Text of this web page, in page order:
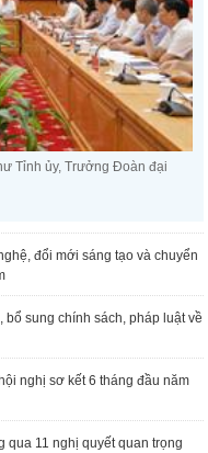
Tỉnh ủy, Trưởng Đoàn đại
đổi mới sáng tạo và chuyển
sung chính sách, pháp luật về
nghị sơ kết 6 tháng đầu năm
qua 11 nghị quyết quan trọng